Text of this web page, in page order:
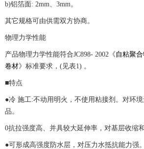
b)铝箔面: 2mm、3mm。
其它规格可由供需双方协商。
物理力学性能
产品物理力学性能符合JC898- 2002《 自粘聚
卷材》标准要求，(见表1) 。
■特点
●冷 施工:不动用明火，不使用粘接剂。对环
品。
0抗拉强度高、并具较大延伸率，对基层收缩
●可形成高强度防水层，对压力水抵抗能力强